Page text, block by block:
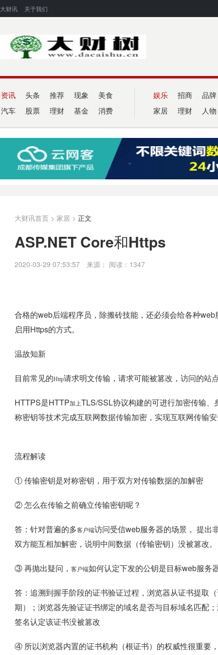
大财讯 关于我们
资讯 头条 推荐 现象 美食
汽车 股票 理财 基金 消费
娱乐 招商 品牌
家居 理财 人物
大财讯首页 > 家居 > 正文
ASP.NET Core和Https
2020-03-29 07:53:57 来源： 阅读：1347
合格的web后端程序员，除搬砖技能，还必须会给各种
启用Https的方式。
温故知新
目前常见的Http请求明文传输，请求可能被篡改，访问的站
HTTPS是HTTP加上TLS/SSL协议构建的可进行加密传输、
称密钥等技术完成互联网数据传输加密，实现互联网传输
流程解读
① 传输密钥是对称密钥，用于双方对传输数据的加解密
② 怎么在传输之前确立传输密钥呢？
答：针对普遍的多客户端访问受信web服务器的场景， 提出
双方能互相加解密，说明中间数据（传输密钥）没被篡改。
③ 再抛出疑问， 客户端如何认定下发的公钥是目标web服务
答：追溯到握手阶段的证书验证过程，浏览器从证书提取
期）；浏览器先验证证书绑定的域名是否与目标域名匹配
签名认定该证书没被篡改
④ 所以浏览器内置的证书机构（根证书）的权威性很重要